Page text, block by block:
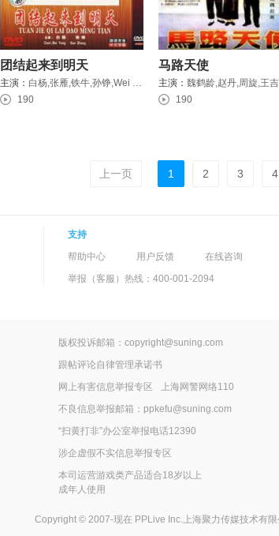
团结起来到明天
主演：
白杨,张雁,铁牛,孙铮,Wei Zhou
190
马路天使
主演：
190
上一页 1 2 3 4
支持
帮助中心
用户反馈
在线咨询
举报（客服）热线：400-001-2094
版权投诉邮箱：copyright@suning.com
跟帖评论自律管理承诺书
网上有害信息举报专区
上海网警网络110
不良信息举报邮箱：ppkefu@suning.com
“扫黄打非”办公室举报电话12390
涉企虚假不实信息举报专区
本司运营游戏类产品适合18岁以上
成年人使用
Copyright © 2007-现在 PPLive Inc.上海聚力传媒技术有限